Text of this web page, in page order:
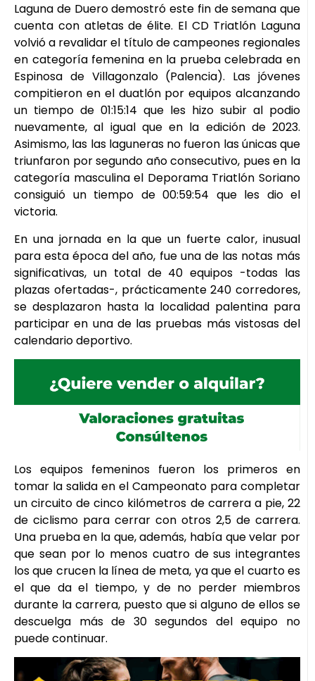
Laguna de Duero demostró este fin de semana que
cuenta con atletas de élite. El CD Triatlón Laguna
volvió a revalidar el título de campeones regionales
en categoría femenina en la prueba celebrada en
Espinosa de Villagonzalo (Palencia). Las jóvenes
compitieron en el duatlón por equipos alcanzando
un tiempo de 01:15:14 que les hizo subir al podio
nuevamente, al igual que en la edición de 2023.
Asimismo, las las laguneras no fueron las únicas que
triunfaron por segundo año consecutivo, pues en la
categoría masculina el Deporama Triatlón Soriano
consiguió un tiempo de 00:59:54 que les dio el
victoria.
En una jornada en la que un fuerte calor, inusual
para esta época del año, fue una de las notas más
significativas, un total de 40 equipos -todas las
plazas ofertadas-, prácticamente 240 corredores,
se desplazaron hasta la localidad palentina para
participar en una de las pruebas más vistosas del
calendario deportivo.
Los equipos femeninos fueron los primeros en
tomar la salida en el Campeonato para completar
un circuito de cinco kilómetros de carrera a pie, 22
de ciclismo para cerrar con otros 2,5 de carrera.
Una prueba en la que, además, había que velar por
que sean por lo menos cuatro de sus integrantes
los que crucen la línea de meta, ya que el cuarto es
el que da el tiempo, y de no perder miembros
durante la carrera, puesto que si alguno de ellos se
descuelga más de 30 segundos del equipo no
puede continuar.